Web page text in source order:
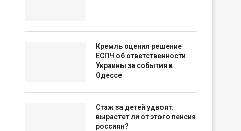
Кремль оценил решение
ЕСПЧ об ответственности
Украины за события в
Одессе
Стаж за детей удвоят:
вырастет ли от этого пенсия
россиян?